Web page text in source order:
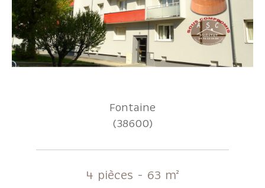
Fontaine
(38600)
4 pièces - 63 m²